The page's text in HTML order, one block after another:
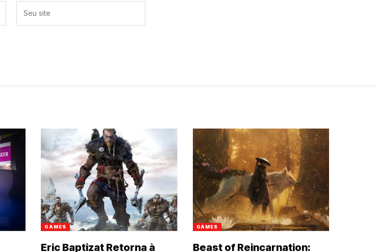
GAMES
Eric Baptizat Retorna à
GAMES
Beast of Reincarnation: